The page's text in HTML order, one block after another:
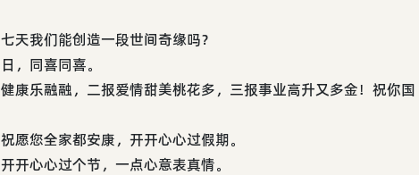
天我们能创造一段世间奇缘吗？
，同喜同喜。
康乐融融，二报爱情甜美桃花多，三报事业高升又多金！祝你国
愿您全家都安康，开开心心过假期。
开心心过个节，一点心意表真情。